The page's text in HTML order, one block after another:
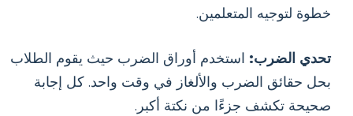
خطوة لتوجيه المتعلمين.
تحدي الضرب: استخدم أوراق الضرب حيث يقوم الطلاب
بحل حقائق الضرب والألغاز في وقت واحد. كل إجابة
صحيحة تكشف جزءًا من نكتة أكبر.